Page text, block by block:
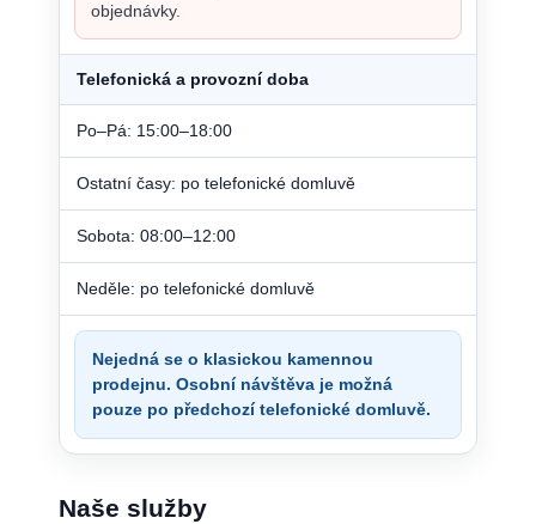
objednávky.
Telefonická a provozní doba
Po–Pá: 15:00–18:00
Ostatní časy: po telefonické domluvě
Sobota: 08:00–12:00
Neděle: po telefonické domluvě
Nejedná se o klasickou kamennou
prodejnu. Osobní návštěva je možná
pouze po předchozí telefonické domluvě.
Naše služby